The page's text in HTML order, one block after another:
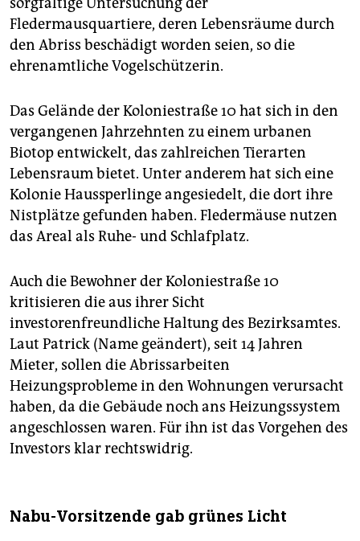
sorgfältige Untersuchung der
Fledermausquartiere, deren Lebensräume durch
den Abriss beschädigt worden seien, so die
ehrenamtliche Vogelschützerin.
Das Gelände der Koloniestraße 10 hat sich in den
vergangenen Jahrzehnten zu einem urbanen
Biotop entwickelt, das zahlreichen Tierarten
Lebensraum bietet. Unter anderem hat sich eine
Kolonie Haussperlinge angesiedelt, die dort ihre
Nistplätze gefunden haben. Fledermäuse nutzen
das Areal als Ruhe- und Schlafplatz.
Auch die Bewohner der Koloniestraße 10
kritisieren die aus ihrer Sicht
investorenfreundliche Haltung des Bezirksamtes.
Laut Patrick (Name geändert), seit 14 Jahren
Mieter, sollen die Abrissarbeiten
Heizungsprobleme in den Wohnungen verursacht
haben, da die Gebäude noch ans Heizungssystem
angeschlossen waren. Für ihn ist das Vorgehen des
Investors klar rechtswidrig.
Nabu-Vorsitzende gab grünes Licht